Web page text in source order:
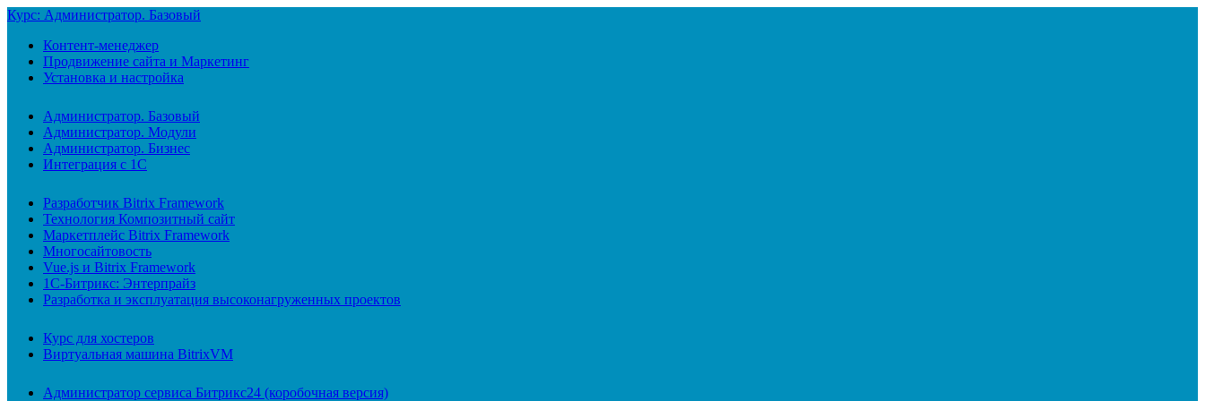
Курс: Администратор. Базовый
Контент-менеджер
Продвижение сайта и Маркетинг
Установка и настройка
Администратор. Базовый
Администратор. Модули
Администратор. Бизнес
Интеграция с 1С
Разработчик Bitrix Framework
Технология Композитный сайт
Маркетплейс Bitrix Framework
Многосайтовость
Vue.js и Bitrix Framework
1С-Битрикс: Энтерпрайз
Разработка и эксплуатация высоконагруженных проектов
Курс для хостеров
Виртуальная машина BitrixVM
Администратор сервиса Битрикс24 (коробочная версия)